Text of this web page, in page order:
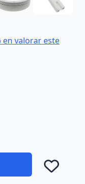
en valorar este